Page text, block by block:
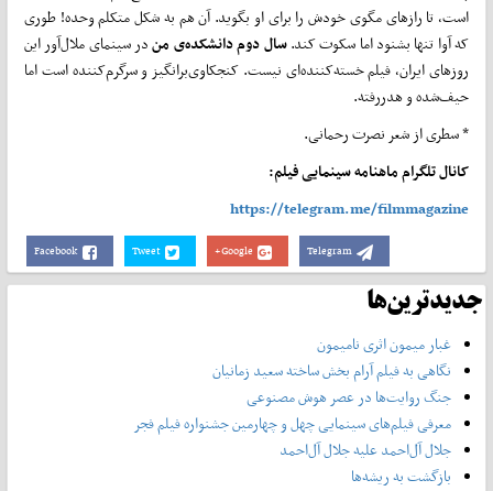
است، تا رازهای مگوی خودش را برای او بگوید. آن هم به شکل متکلم وحده! طوری
که آوا تنها بشنود اما سکوت کند.سال دوم دانشکده‌ی مندر سینمای ملال‌آور این
روزهای ایران، فیلم خسته‌کننده‌ای نیست. کنجکاوی‌برانگیز و سرگرم‌کننده است اما
حیف‌شده و هدررفته.
* سطری از شعر نصرت رحمانی.
کانال تلگرام ماهنامه سینمایی فیلم:
https://telegram.me/filmmagazine
Facebook Tweet Google+ Telegram
جدیدترین‌ها
غبار میمون اثری نامیمون
نگاهی به فیلم آرام بخش ساخته سعید زمانیان
جنگ روایت‌ها در عصر هوش مصنوعی
معرفی فیلم‌های سینمایی چهل‌ و چهارمین جشنواره فیلم فجر
جلال آل‌احمد علیه جلال آل‌‌احمد
بازگشت به ریشه‌ها